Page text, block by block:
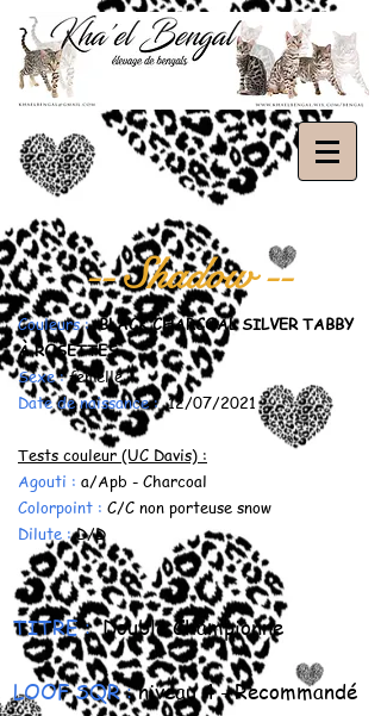
-- Shadow --
Couleurs : BLACK CHARCOAL SILVER TABBY
À ROSETTES
Sexe : femelle
Date de naissance : 12/07/2021
Tests couleur (UC Davis) :
Agouti : a/Apb - Charcoal
Colorpoint : C/C non porteuse snow
Dilute :D/D
TITRE :Double Championne
LOOF SQR :niveau 4 - Recommandé